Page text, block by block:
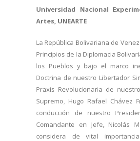
Universidad Nacional
Artes, UNEARTE
La República Bolivariana de
Principios de la Diplomacia
los Pueblos y bajo el marco
Doctrina de nuestro Libertador
Praxis Revolucionaria de
Supremo, Hugo Rafael Chávez
conducción de nuestro
Comandante en Jefe, Nicolás
considera de vital